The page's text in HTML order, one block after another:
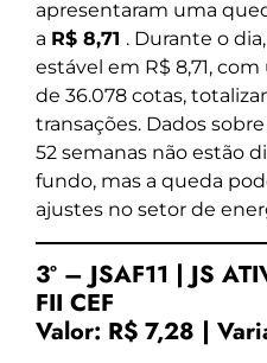
apresentaram uma
a R$ 8,71 . Durante o
estável em R$ 8,71,
de 36.078 cotas,
transações. Dados
52 semanas não estão
fundo, mas a queda
ajustes no setor de
3º – JSAF11 | JS
FII CEF
Valor: R$ 7,28 |